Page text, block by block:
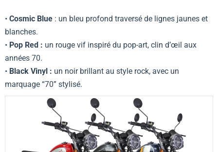
• Cosmic Blue : un bleu profond traversé de lignes jaunes et
blanches.
• Pop Red : un rouge vif inspiré du pop-art, clin d’œil aux
années 70.
• Black Vinyl : un noir brillant au style rock, avec un
marquage “70” stylisé.